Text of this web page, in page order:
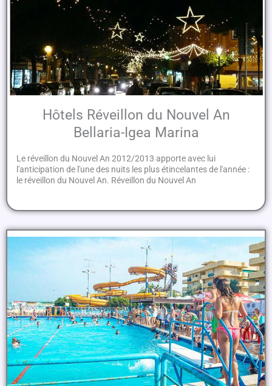
Hôtels Réveillon du Nouvel An
Bellaria-Igea Marina
Le réveillon du Nouvel An 2012/2013 apporte avec lui
l'anticipation de l'une des nuits les plus étincelantes de l'année :
le réveillon du Nouvel An. Réveillon du Nouvel An